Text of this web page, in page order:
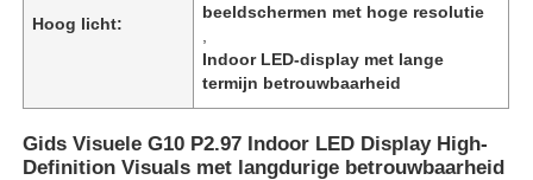
Hoog licht:
beeldschermen met hoge resolutie
Indoor LED-display met lange
termijn betrouwbaarheid
Gids Visuele G10 P2.97 Indoor LED Display High-
Definition Visuals met langdurige betrouwbaarheid